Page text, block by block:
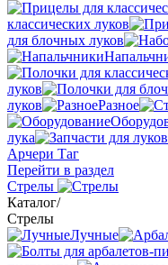
классических луков
для блочных луков
луков
луков
Разное
лука
Арчери Таг
Перейти в раздел
Стрелы
Каталог/
Стрелы
Лучные